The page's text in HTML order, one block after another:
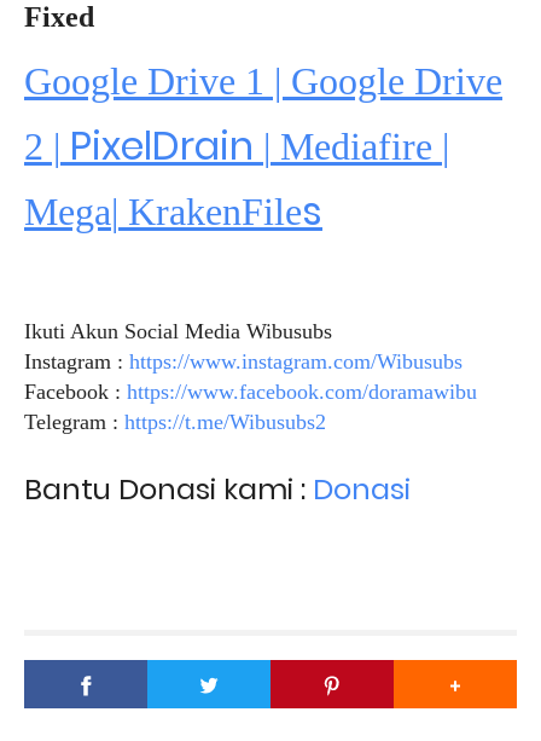
Fixed
Google Drive 1 | Google Drive
2 | PixelDrain | Mediafire |
Mega| KrakenFiles
Ikuti Akun Social Media Wibusubs
Instagram : https://www.instagram.com/Wibusubs
Facebook : https://www.facebook.com/doramawibu
Telegram : https://t.me/Wibusubs2
Bantu Donasi kami : Donasi